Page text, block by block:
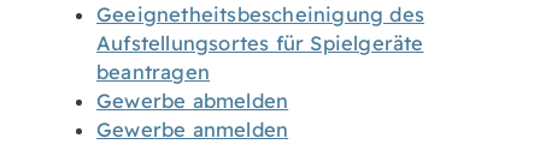
Geeignetheitsbescheinigung des
Aufstellungsortes für Spielgeräte
beantragen
Gewerbe abmelden
Gewerbe anmelden